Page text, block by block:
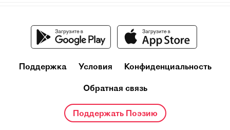
Поддержка Условия Конфиденциальность
Обратная связь
Поддержать Поэзию